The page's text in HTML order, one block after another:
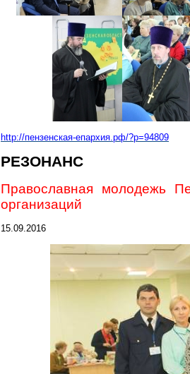
http://пензенская-епархия.рф/?p=94809
РЕЗОНАНС
Православная молодежь
организаций
15.09.2016